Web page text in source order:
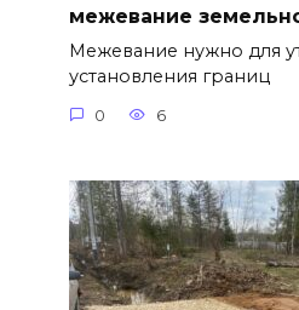
межевание
Межевание нужно для
установления границ
0 6